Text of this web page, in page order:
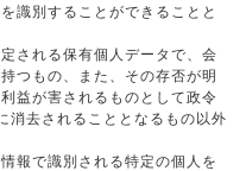
識別することができることと
される保有個人データで、会
つもの、また、その存否が明
益が害されるものとして政令
消去されることとなるもの以外
報で識別される特定の個人を